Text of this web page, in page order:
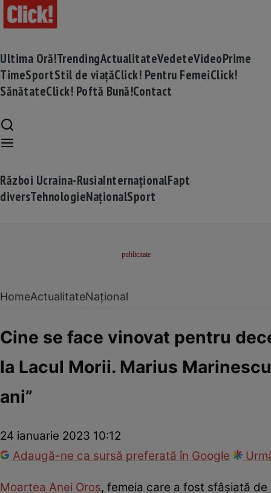
Ultima Oră!TrendingActualitateVedeteVideoPrime
TimeSportStil de viațăClick! Pentru FemeiClick!
SănătateClick! Poftă Bună!Contact
Război Ucraina-RusiaInternaționalFapt
diversTehnologieNaționalSport
HomeActualitateNațional
Cine se face vinovat pentru
la Lacul Morii. Marius
ani”
24 ianuarie 2023 10:12
Adaugă-ne ca sursă preferată în Google
Moartea Anei Oroș, femeia care a fost sfâșiată